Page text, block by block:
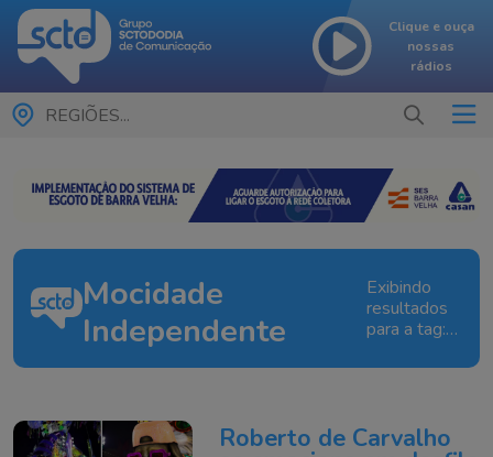
Clique e ouça
nossas
rádios
REGIÕES...
Mocidade
Independente
Exibindo
resultados
para a tag:
Independente
Roberto de Carvalho